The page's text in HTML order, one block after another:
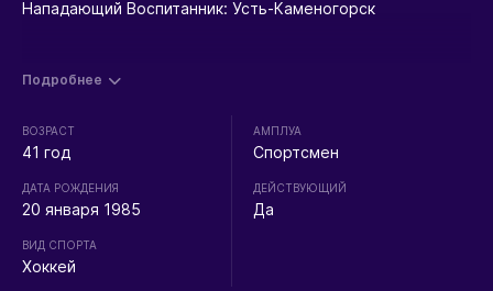
Нападающий Воспитанник: Усть-Каменогорск
Подробнее
ВОЗРАСТ
41 год
ДАТА РОЖДЕНИЯ
20 января 1985
ВИД СПОРТА
Хоккей
АМПЛУА
Спортсмен
ДЕЙСТВУЮЩИЙ
Да